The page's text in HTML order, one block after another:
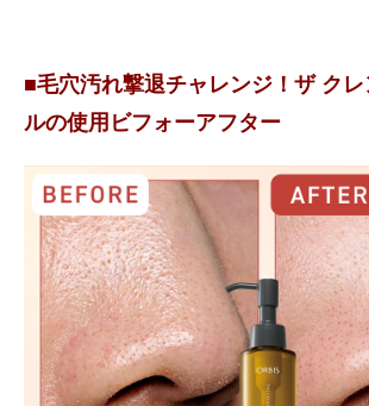
■毛穴汚れ撃退チャレンジ！ザ ク
ルの使用ビフォーアフター